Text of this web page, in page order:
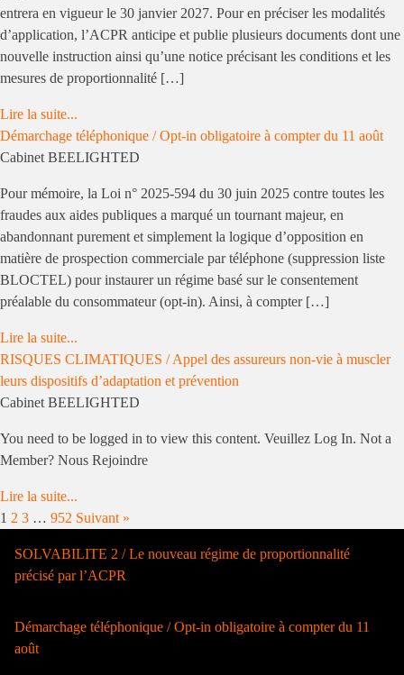
entrera en vigueur le 30 janvier 2027. Pour en préciser les modalités
d’application, l’ACPR anticipe et publie plusieurs documents dont une
nouvelle instruction ainsi qu’une notice précisant les conditions et les
mesures de proportionnalité […]
Lire la suite...
Démarchage téléphonique / Opt-in obligatoire à compter du 11 août
Cabinet BEELIGHTED
Pour mémoire, la Loi n° 2025-594 du 30 juin 2025 contre toutes les
fraudes aux aides publiques a marqué un tournant majeur, en
abandonnant purement et simplement la logique d’opposition en
matière de prospection commerciale par téléphone (suppression liste
BLOCTEL) pour instaurer un régime basé sur le consentement
préalable du consommateur (opt-in). Ainsi, à compter […]
Lire la suite...
RISQUES CLIMATIQUES / Appel des assureurs non-vie à muscler
leurs dispositifs d’adaptation et prévention
Cabinet BEELIGHTED
You need to be logged in to view this content. Veuillez Log In. Not a
Member? Nous Rejoindre
Lire la suite...
1 2 3 … 952 Suivant »
SOLVABILITE 2 / Le nouveau régime de proportionnalité
précisé par l’ACPR
Démarchage téléphonique / Opt-in obligatoire à compter du 11
août